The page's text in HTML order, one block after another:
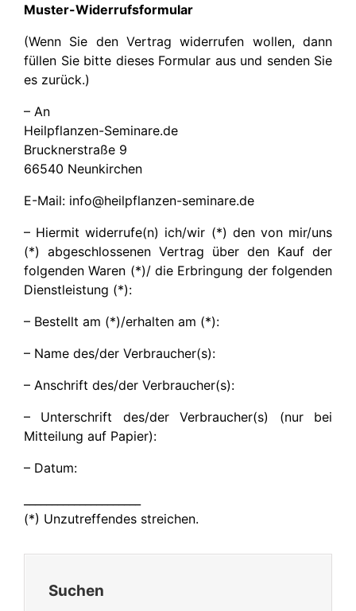
Muster-Widerrufsformular
(Wenn Sie den Vertrag widerrufen wollen, dann
füllen Sie bitte dieses Formular aus und senden Sie
es zurück.)
– An
Heilpflanzen-Seminare.de
Brucknerstraße 9
66540 Neunkirchen
E-Mail: info@heilpflanzen-seminare.de
– Hiermit widerrufe(n) ich/wir (*) den von mir/uns
(*) abgeschlossenen Vertrag über den Kauf der
folgenden Waren (*)/ die Erbringung der folgenden
Dienstleistung (*):
– Bestellt am (*)/erhalten am (*):
– Name des/der Verbraucher(s):
– Anschrift des/der Verbraucher(s):
– Unterschrift des/der Verbraucher(s) (nur bei
Mitteilung auf Papier):
– Datum:
(*) Unzutreffendes streichen.
Suchen